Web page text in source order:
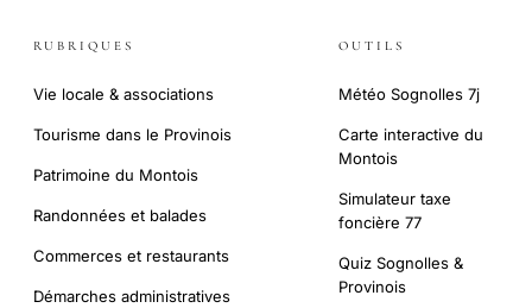
RUBRIQUES
Vie locale & associations
Tourisme dans le Provinois
Patrimoine du Montois
Randonnées et balades
Commerces et restaurants
Démarches administratives
OUTILS
Météo Sognolles 7j
Carte interactive du
Montois
Simulateur taxe
foncière 77
Quiz Sognolles &
Provinois